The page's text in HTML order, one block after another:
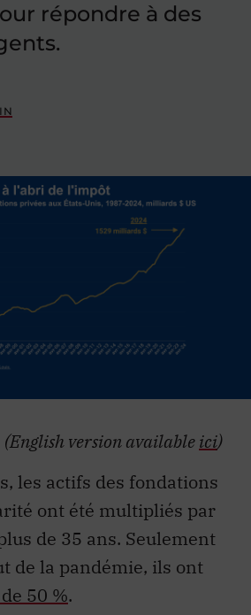
répondre à des
(English version availableici)
les actifs des fondations
ont été multipliés par
de 35 ans. Seulement
de la pandémie, ils ont
50 %.